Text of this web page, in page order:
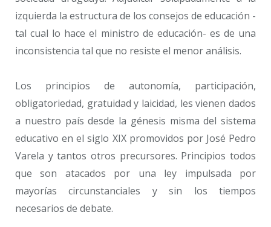
izquierda la estructura de los consejos de educación -
tal cual lo hace el ministro de educación- es de una
inconsistencia tal que no resiste el menor análisis.
Los principios de autonomía, participación,
obligatoriedad, gratuidad y laicidad, les vienen dados
a nuestro país desde la génesis misma del sistema
educativo en el siglo XIX promovidos por José Pedro
Varela y tantos otros precursores. Principios todos
que son atacados por una ley impulsada por
mayorías circunstanciales y sin los tiempos
necesarios de debate.